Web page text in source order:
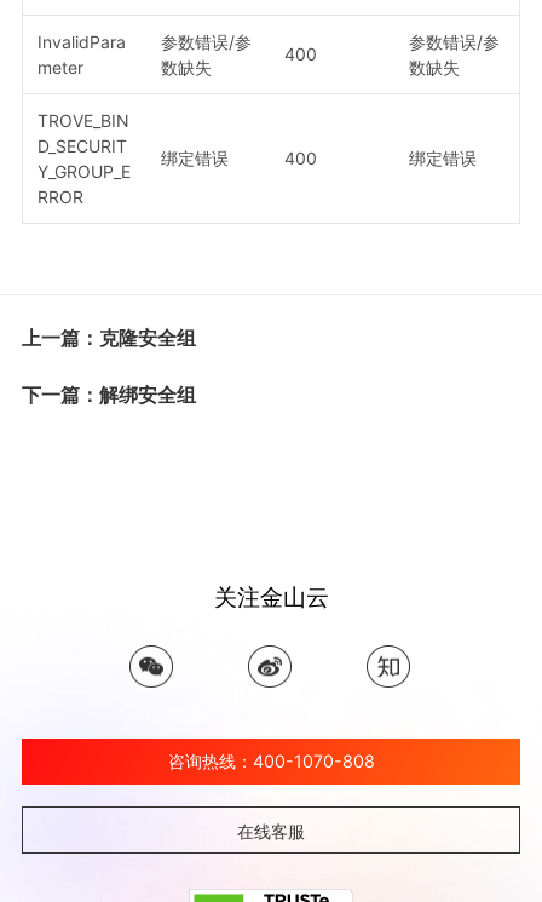
InvalidPara
meter
参数错误/参
数缺失
400
参数错误/参
数缺失
TROVE_BIN
D_SECURIT
Y_GROUP_E
RROR
绑定错误 400 绑定错误
上一篇：克隆安全组
下一篇：解绑安全组
关注金山云
咨询热线：400-1070-808
在线客服